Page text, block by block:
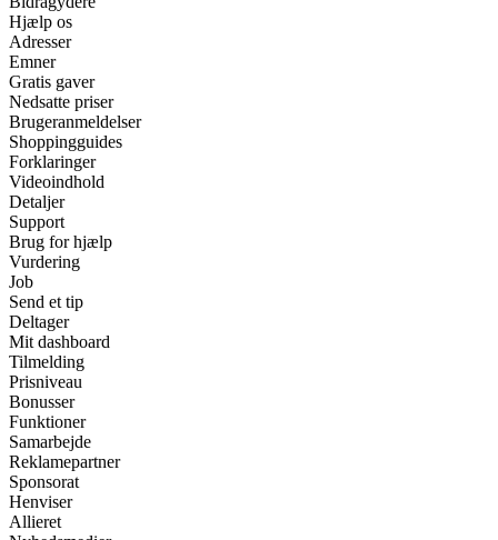
Hjælp os
Adresser
Emner
Gratis gaver
Nedsatte priser
Brugeranmeldelser
Shoppingguides
Forklaringer
Videoindhold
Detaljer
Support
Brug for hjælp
Vurdering
Job
Send et tip
Deltager
Mit dashboard
Tilmelding
Prisniveau
Bonusser
Funktioner
Samarbejde
Reklamepartner
Sponsorat
Henviser
Allieret